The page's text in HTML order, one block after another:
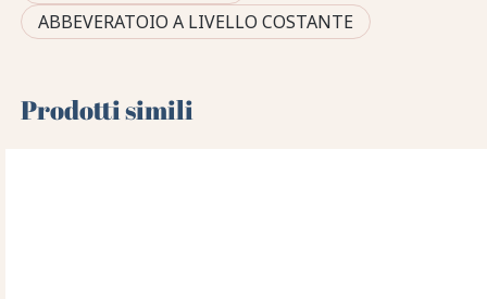
ABBEVERATOIO A LIVELLO COSTANTE
Prodotti simili